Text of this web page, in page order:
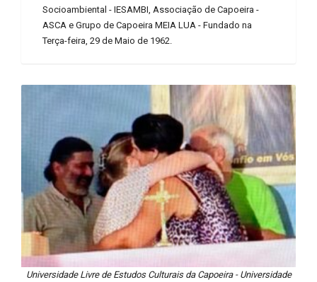
Socioambiental - IESAMBI, Associação de Capoeira -
ASCA e Grupo de Capoeira MEIA LUA - Fundado na
Terça-feira, 29 de Maio de 1962.
Universidade Livre de Estudos Culturais da Capoeira - Universidade